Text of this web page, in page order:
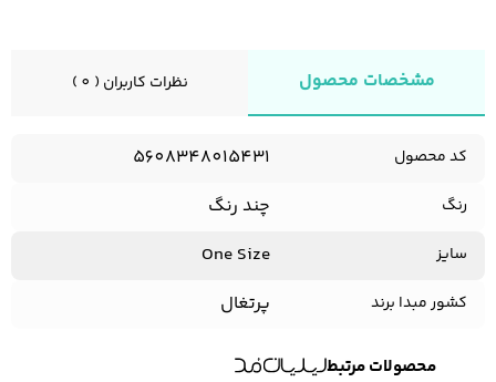
مشخصات محصول نظرات کاربران ( 0 )
کد محصول 5608348015431
رنگ چند رنگ
سایز One Size
کشور مبدا برند پرتغال
محصولات مرتبط